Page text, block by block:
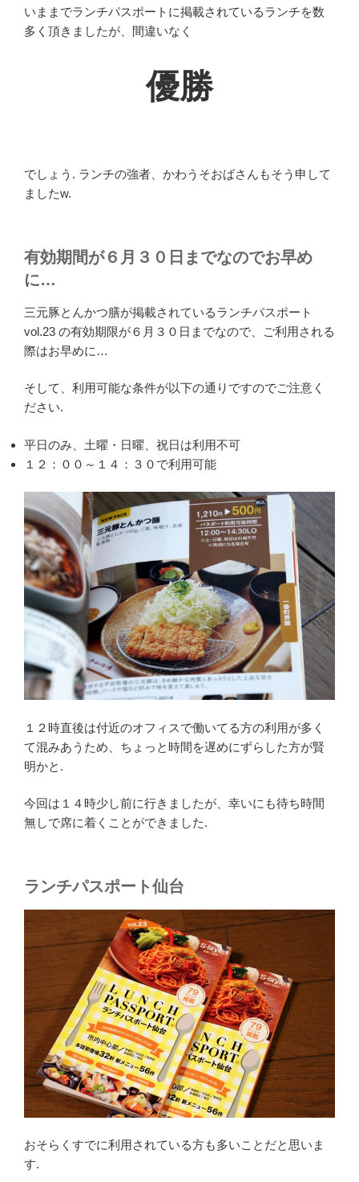
いままでランチパスポートに掲載されているランチを数
多く頂きましたが、間違いなく
優勝
でしょう. ランチの強者、かわうそおばさんもそう申して
ましたw.
有効期間が６月３０日までなのでお早め
に…
三元豚とんかつ膳が掲載されているランチパスポート
vol.23 の有効期限が６月３０日までなので、ご利用される
際はお早めに…
そして、利用可能な条件が以下の通りですのでご注意く
ださい.
平日のみ、土曜・日曜、祝日は利用不可
１２：００～１４：３０で利用可能
１２時直後は付近のオフィスで働いてる方の利用が多く
て混みあうため、ちょっと時間を遅めにずらした方が賢
明かと.
今回は１４時少し前に行きましたが、幸いにも待ち時間
無しで席に着くことができました.
ランチパスポート仙台
おそらくすでに利用されている方も多いことだと思いま
す.